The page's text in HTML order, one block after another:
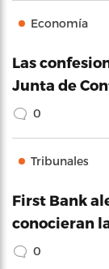
Economía
Las
Junta de
0
Tribunales
First Bank
conocieran
0